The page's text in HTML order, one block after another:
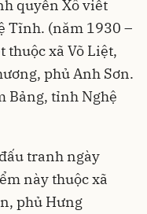
quyền Xô viết
Tĩnh. (năm 1930 –
thuộc xã Võ Liệt,
phủ Anh Sơn.
Bảng, tỉnh Nghệ
tranh ngày
này thuộc xã
phủ Hưng